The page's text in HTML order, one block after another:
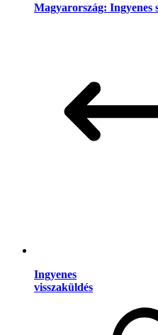
Magyarország: Ingyenes
Ingyenes
visszaküldés